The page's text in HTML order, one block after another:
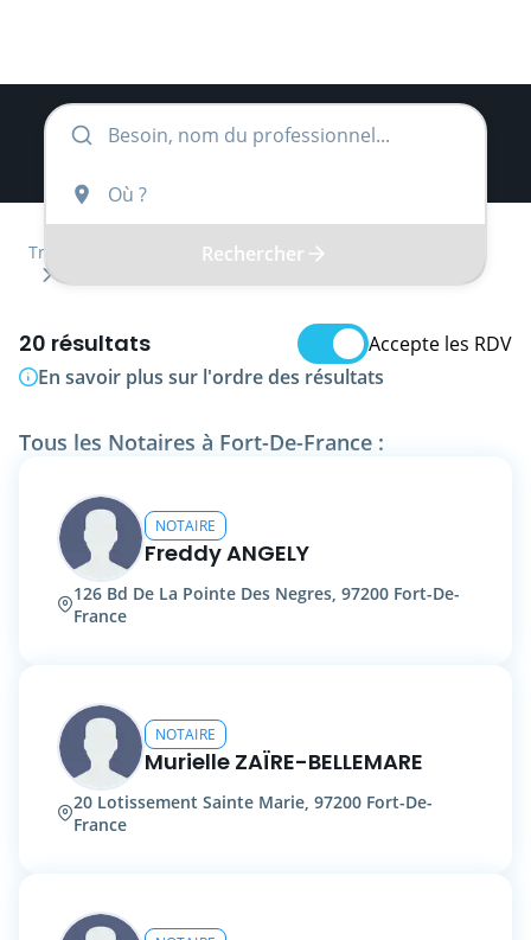
Rechercher
Trouver Région inconnue
Département inconnu
20 résultats
Accepte les RDV
En savoir plus sur l'ordre des résultats
Tous les Notaires à Fort-De-France :
NOTAIRE
Freddy ANGELY
126 Bd De La Pointe Des Negres, 97200 Fort-De-
France
NOTAIRE
Murielle ZAÏRE-BELLEMARE
20 Lotissement Sainte Marie, 97200 Fort-De-
France